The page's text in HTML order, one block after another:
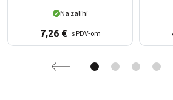
Na zalihi
7,26 € s PDV-om